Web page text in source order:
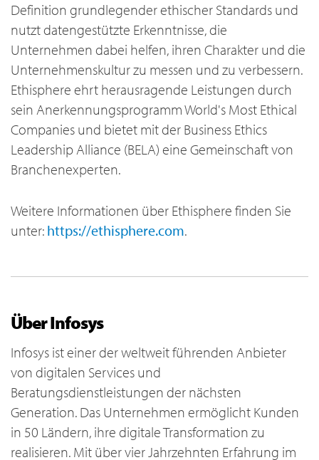
Definition grundlegender ethischer Standards und
nutzt datengestützte Erkenntnisse, die
Unternehmen dabei helfen, ihren Charakter und die
Unternehmenskultur zu messen und zu verbessern.
Ethisphere ehrt herausragende Leistungen durch
sein Anerkennungsprogramm World's Most Ethical
Companies und bietet mit der Business Ethics
Leadership Alliance (BELA) eine Gemeinschaft von
Branchenexperten.
Weitere Informationen über Ethisphere finden Sie
unter: https://ethisphere.com.
Über Infosys
Infosys ist einer der weltweit führenden Anbieter
von digitalen Services und
Beratungsdienstleistungen der nächsten
Generation. Das Unternehmen ermöglicht Kunden
in 50 Ländern, ihre digitale Transformation zu
realisieren. Mit über vier Jahrzehnten Erfahrung im